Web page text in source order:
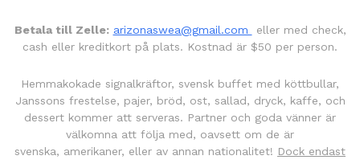
Betala till Zelle: arizonaswea@gmail.com
eller med check,
cash eller kreditkort på plats. Kostnad är $50 per person.
Hemmakokade signalkräftor, svensk buffet med köttbullar,
Janssons frestelse, pajer, bröd, ost, sallad, dryck, kaffe, och
dessert kommer att serveras. Partner och goda vänner är
välkomna att följa med, oavsett om de är
svenska, amerikaner, eller av annan nationalitet! Dock endast